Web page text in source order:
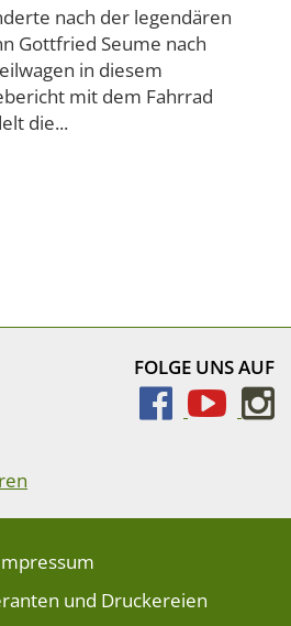
nach der legendären
Gottfried Seume nach
in diesem
mit dem Fahrrad
die...
FOLGE UNS AUF
und Druckereien